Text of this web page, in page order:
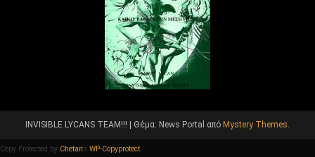
INVISIBLE LYCANS TEAM!!! Θέμα: News Portal από Mystery Themes.
Copy Protected by Chetan's WP-Copyprotect.